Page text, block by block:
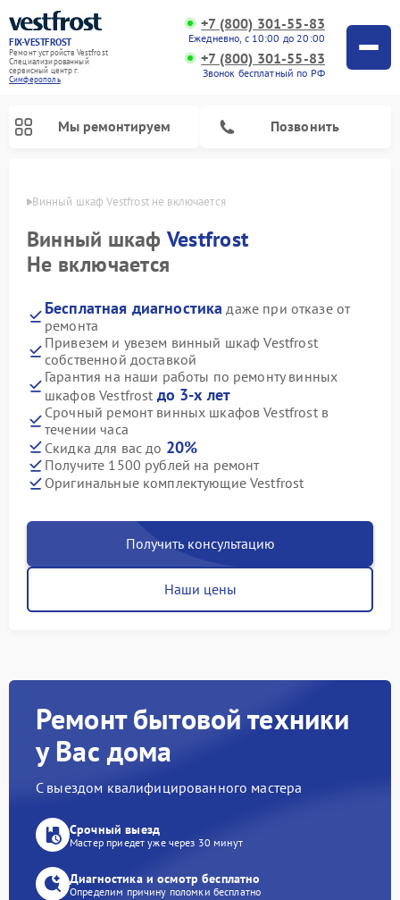
FIX-VESTFROST
Ремонт устройств Vestfrost
Специализированный
cервисный центр г.
Симферополь
+7 (800) 301-55-83
Ежедневно, с 10:00 до 20:00
+7 (800) 301-55-83
Звонок бесплатный по РФ
Мы ремонтируем Позвонить
Винный шкаф Vestfrost не включается
Винный шкаф Vestfrost
Не включается
Бесплатная диагностика даже при отказе от
ремонта
Привезем и увезем винный шкаф Vestfrost
собственной доставкой
Гарантия на наши работы по ремонту винных
шкафов Vestfrost до 3-х лет
Срочный ремонт винных шкафов Vestfrost в
течении часа
Скидка для вас до 20%
Получите 1500 рублей на ремонт
Оригинальные комплектующие Vestfrost
Получить консультацию
Наши цены
Ремонт бытовой техники
у Вас дома
С выездом квалифицированного мастера
Срочный выезд
Мастер приедет уже через 30 минут
Диагностика и осмотр бесплатно
Определим причину поломки бесплатно